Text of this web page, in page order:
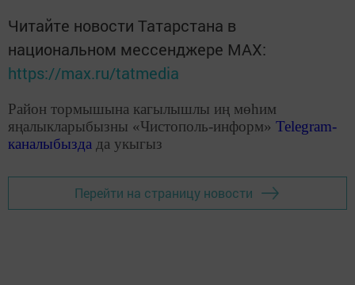
Читайте новости Татарстана в
национальном мессенджере MАХ:
https://max.ru/tatmedia
Район тормышына кагылышлы иң мөһим
яңалыкларыбызны «Чистополь-информ» Telegram-
каналыбызда да укыгыз
Перейти на страницу новости